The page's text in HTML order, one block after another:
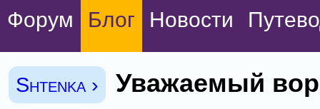
Форум Блог Новости
Shtenka ›
Уважаемый